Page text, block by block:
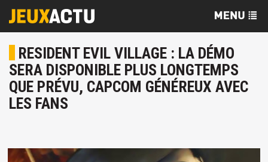
RESIDENT EVIL VILLAGE : LA DÉMO
SERA DISPONIBLE PLUS LONGTEMPS
QUE PRÉVU, CAPCOM GÉNÉREUX AVEC
LES FANS